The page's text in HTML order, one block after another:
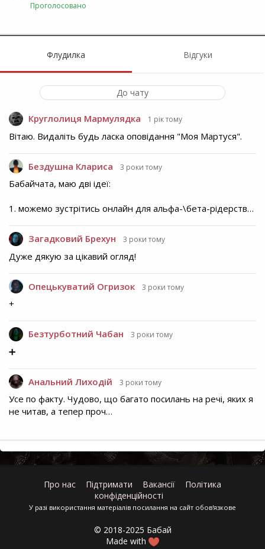
Проголосовано
Флудилка Відгуки
До чату
Круглолиця Мармулядка 1 рік тому
Вітаю. Видаліть будь ласка оповідання "Моя Мартуся".
Бездушна Клариса 3 роки тому
Бабайчата, маю дві ідеї:
1. можемо зустрітись онлайн для альфа-\бета-рідерств…
Загадковий Брехун 3 роки тому
Дуже дякую за цікавий огляд!
Опецькуватий Огризок 3 роки тому
+
Безтурботний Чабан 3 роки тому
➕
Анальний Лиходій 3 роки тому
Усе по факту. Чудово, що багато посилань на речі, яких я
не читав, а тепер проч…
Про нас Підтримати Вакансії
Політика
конфіденційності
У разі використання матеріалів посилання на сайт обов'язкове
© 2018-2025 Бабай
Made with